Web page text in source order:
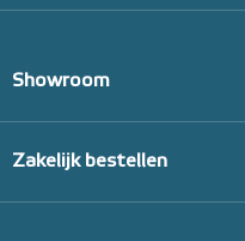
Showroom
Zakelijk bestellen